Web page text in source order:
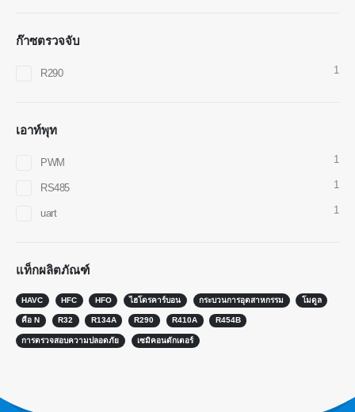
ก๊าซตรวจจับ
R290 1
เอาท์พุท
PWM 1
RS485 1
uart 1
แท็กผลิตภัณฑ์
HAVC HFC HFO ไฮโดรคาร์บอน กระบวนการอุตสาหกรรม โมดูล
คือ N R32 R134A R290 R410A R454B
การตรวจสอบความปลอดภัย เซมิคอนดักเตอร์
สินค้าร้อน
เซ็นเซอร์ R290
เซ็นเซอร์ R32
เซ็นเซอร์ R410
เซ็นเซอร์ R454B
การตรวจสอบสารทำความเย็นโซ่เย็น
การตรวจสอบระบบระบายความร้อนของ
ศูนย์ข้อมูล
การตรวจสอบความปลอดภัยของสาร